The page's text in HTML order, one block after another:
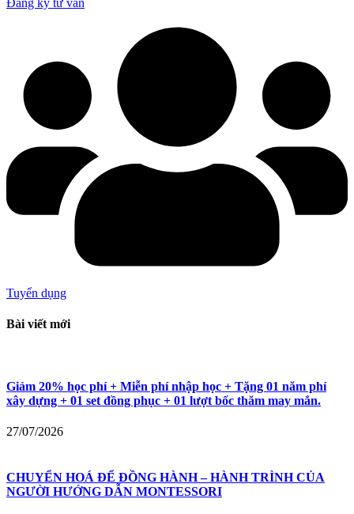
Tuyển dụng
Bài viết mới
Giảm 20% học phí + Miễn phí nhập học + Tặng 01 năm phí
xây dựng + 01 set đồng phục + 01 lượt bốc thăm may mắn.
27/07/2026
CHUYỂN HOÁ ĐỂ ĐỒNG HÀNH – HÀNH TRÌNH CỦA
NGƯỜI HƯỚNG DẪN MONTESSORI